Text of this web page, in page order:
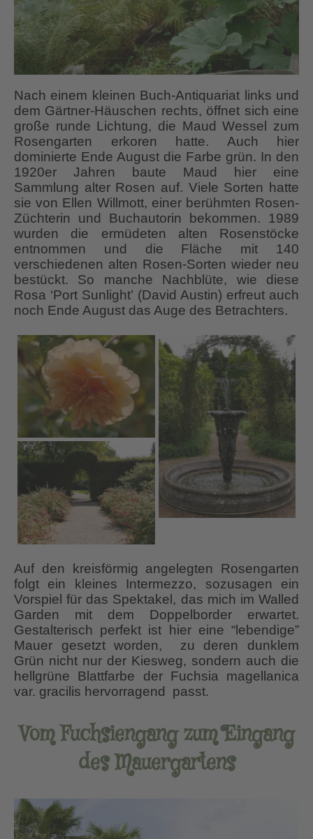
Nach einem kleinen Buch-Antiquariat links und
dem Gärtner-Häuschen rechts, öffnet sich eine
große runde Lichtung, die Maud Wessel zum
Rosengarten erkoren hatte. Auch hier
dominierte Ende August die Farbe grün. In den
1920er Jahren baute Maud hier eine
Sammlung alter Rosen auf. Viele Sorten hatte
sie von Ellen Willmott, einer berühmten Rosen-
Züchterin und Buchautorin bekommen. 1989
wurden die ermüdeten alten Rosenstöcke
entnommen und die Fläche mit 140
verschiedenen alten Rosen-Sorten wieder neu
bestückt. So manche Nachblüte, wie diese
Rosa ‘Port Sunlight’ (David Austin) erfreut auch
noch Ende August das Auge des Betrachters.
Auf den kreisförmig angelegten Rosengarten
folgt ein kleines Intermezzo, sozusagen ein
Vorspiel für das Spektakel, das mich im Walled
Garden mit dem Doppelborder erwartet.
Gestalterisch perfekt ist hier eine “lebendige”
Mauer gesetzt worden, zu deren dunklem
Grün nicht nur der Kiesweg, sondern auch die
hellgrüne Blattfarbe der Fuchsia magellanica
var. gracilis hervorragend passt.
Vom Fuchsiengang zum Eingang
des Mauergartens